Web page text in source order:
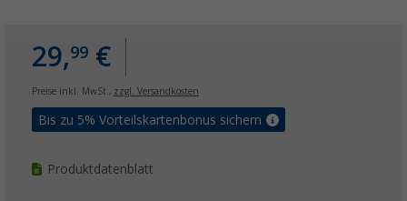
29,99 €
Preise inkl. MwSt., zzgl. Versandkosten
Bis zu 5% Vorteilskartenbonus sichern
Produktdatenblatt